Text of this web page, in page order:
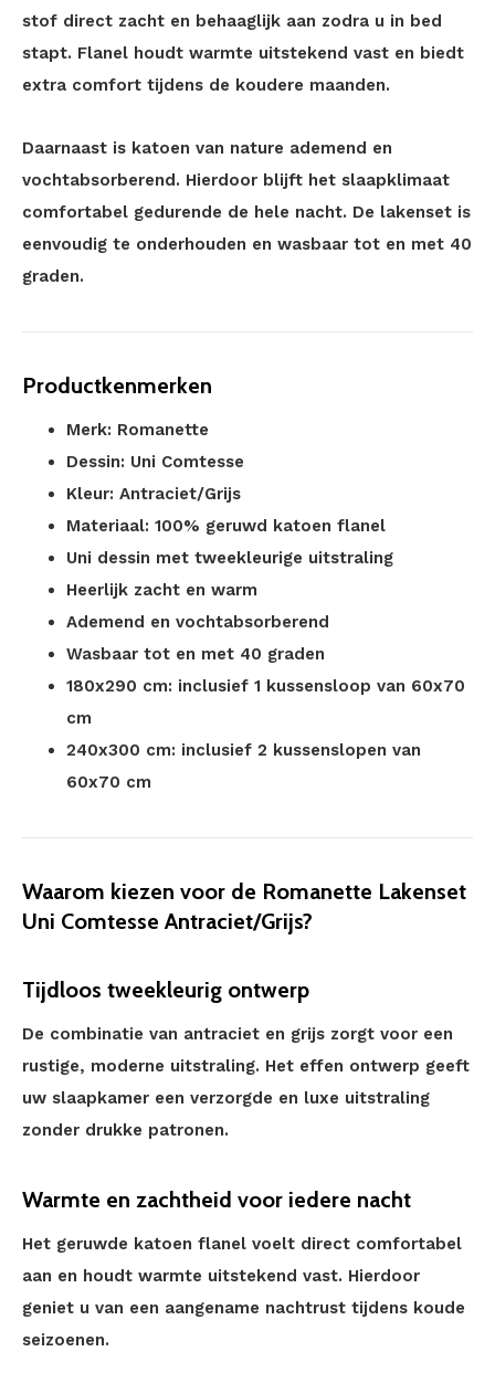
stof direct zacht en behaaglijk aan zodra u in bed
stapt. Flanel houdt warmte uitstekend vast en biedt
extra comfort tijdens de koudere maanden.
Daarnaast is katoen van nature ademend en
vochtabsorberend. Hierdoor blijft het slaapklimaat
comfortabel gedurende de hele nacht. De lakenset is
eenvoudig te onderhouden en wasbaar tot en met 40
graden.
Productkenmerken
Merk: Romanette
Dessin: Uni Comtesse
Kleur: Antraciet/Grijs
Materiaal: 100% geruwd katoen flanel
Uni dessin met tweekleurige uitstraling
Heerlijk zacht en warm
Ademend en vochtabsorberend
Wasbaar tot en met 40 graden
180x290 cm: inclusief 1 kussensloop van 60x70
cm
240x300 cm: inclusief 2 kussenslopen van
60x70 cm
Waarom kiezen voor de Romanette Lakenset
Uni Comtesse Antraciet/Grijs?
Tijdloos tweekleurig ontwerp
De combinatie van antraciet en grijs zorgt voor een
rustige, moderne uitstraling. Het effen ontwerp geeft
uw slaapkamer een verzorgde en luxe uitstraling
zonder drukke patronen.
Warmte en zachtheid voor iedere nacht
Het geruwde katoen flanel voelt direct comfortabel
aan en houdt warmte uitstekend vast. Hierdoor
geniet u van een aangename nachtrust tijdens koude
seizoenen.